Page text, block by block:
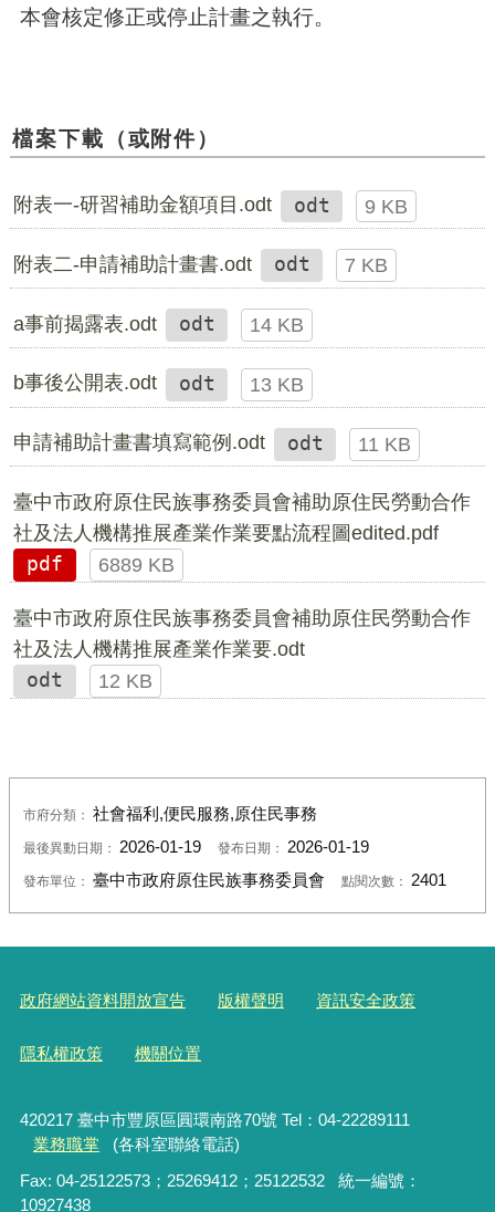
本會核定修正或停止計畫之執行。
檔案下載（或附件）
附表一-研習補助金額項目.odt odt 9 KB
附表二-申請補助計畫書.odt odt 7 KB
a事前揭露表.odt odt 14 KB
b事後公開表.odt odt 13 KB
申請補助計畫書填寫範例.odt odt 11 KB
臺中市政府原住民族事務委員會補助原住民勞動合作
社及法人機構推展產業作業要點流程圖edited.pdf
pdf
6889 KB
臺中市政府原住民族事務委員會補助原住民勞動合作
社及法人機構推展產業作業要.odt
odt
12 KB
市府分類： 社會福利,便民服務,原住民事務
最後異動日期： 2026-01-19 發布日期： 2026-01-19
發布單位： 臺中市政府原住民族事務委員會 點閱次數： 2401
政府網站資料開放宣告 版權聲明 資訊安全政策
隱私權政策 機關位置
420217 臺中市豐原區圓環南路70號 Tel：04-22289111
業務職掌
(各科室聯絡電話)
Fax: 04-25122573；25269412；25122532 統一編號：
10927438